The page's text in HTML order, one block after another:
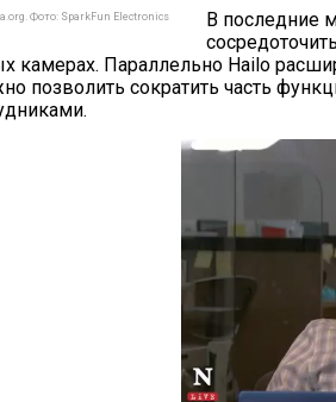
Фото: SparkFun Electronics
В последние
камерах. Параллельно Hailo
позволить сократить часть